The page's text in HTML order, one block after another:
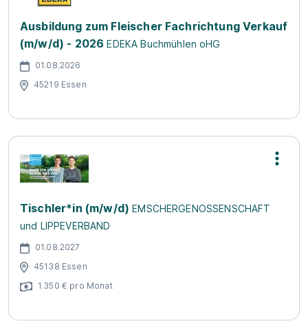
Ausbildung zum Fleischer Fachrichtung Verkauf
(m/w/d) - 2026 EDEKA Buchmühlen oHG
01.08.2026
45219 Essen
Tischler*in (m/w/d) EMSCHERGENOSSENSCHAFT
und LIPPEVERBAND
01.08.2027
45138 Essen
1.350 € pro Monat